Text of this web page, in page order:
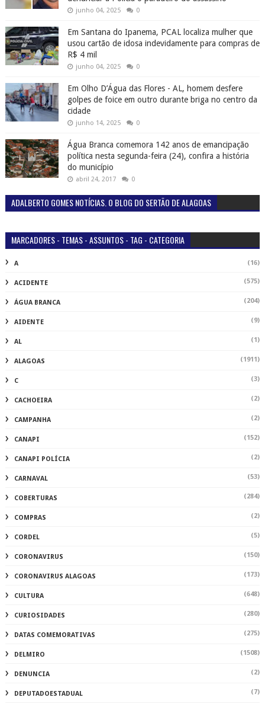
junho 04, 2025 0
Em Santana do Ipanema, PCAL localiza mulher que
usou cartão de idosa indevidamente para compras de
R$ 4 mil
junho 04, 2025 0
Em Olho D’Água das Flores - AL, homem desfere
golpes de foice em outro durante briga no centro da
cidade
junho 14, 2025 0
Água Branca comemora 142 anos de emancipação
política nesta segunda-feira (24), confira a história
do município
abril 24, 2017 0
ADALBERTO GOMES NOTÍCIAS. O BLOG DO SERTÃO DE ALAGOAS
MARCADORES - TEMAS - ASSUNTOS - TAG - CATEGORIA
A (16)
ACIDENTE (575)
ÁGUA BRANCA (204)
AIDENTE (9)
AL (1)
ALAGOAS (1911)
C (3)
CACHOEIRA (2)
CAMPANHA (2)
CANAPI (152)
CANAPI POLÍCIA (2)
CARNAVAL (53)
COBERTURAS (284)
COMPRAS (2)
CORDEL (5)
CORONAVIRUS (150)
CORONAVIRUS ALAGOAS (173)
CULTURA (648)
CURIOSIDADES (280)
DATAS COMEMORATIVAS (275)
DELMIRO (1508)
DENUNCIA (2)
DEPUTADOESTADUAL (7)